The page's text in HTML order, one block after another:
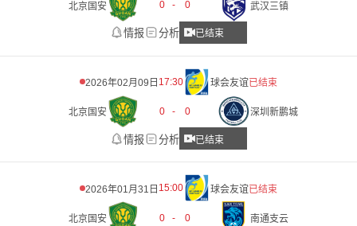
北京国安 0 - 0 武汉三镇
情报 分析 已结束
2026年02月09日 17:30 球会友谊已结束
北京国安 0 - 0 深圳新鹏城
情报 分析 已结束
2026年01月31日 15:00 球会友谊已结束
北京国安 0 - 0 南通支云